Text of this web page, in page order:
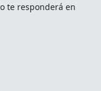
te responderá en